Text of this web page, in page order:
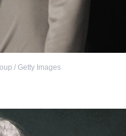
/ Getty Images